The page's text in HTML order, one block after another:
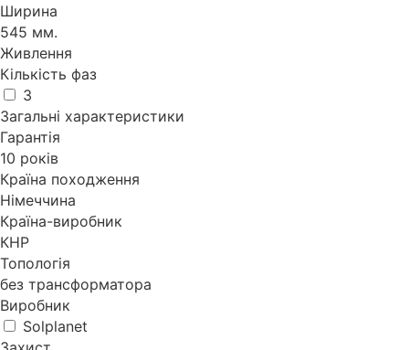
Ширина
545 мм.
Живлення
Кількість фаз
3
Загальні характеристики
Гарантія
10 років
Країна походження
Німеччина
Країна-виробник
КНР
Топологія
без трансформатора
Виробник
Solplanet